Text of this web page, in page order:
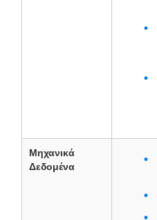
Μηχανικά
Δεδομένα